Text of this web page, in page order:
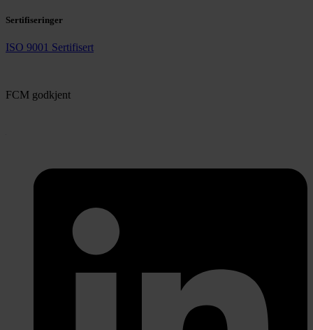
Sertifiseringer
ISO 9001 Sertifisert
FCM godkjent